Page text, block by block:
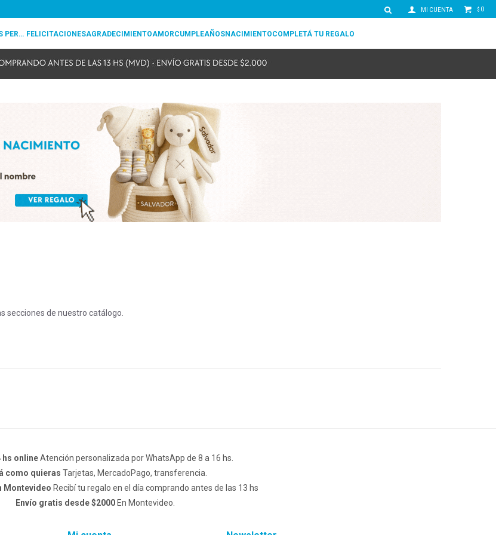
REGALOS EMPRESARIALES PERSONALIZADOS FELICITACIONESAGRADECIMIENTOAMORCUMPLEAÑOSNACIMIENTOCOMPLETÁ TU REGALO
$ 0
secciones de nuestro catálogo.
hs onlineAtención personalizada por WhatsApp de 8 a 16 hs.
como quieras Tarjetas, MercadoPago, transferencia.
Montevideo Recibí tu regalo en el día comprando antes de las 13 hs
Envío gratis desde $2000En Montevideo.